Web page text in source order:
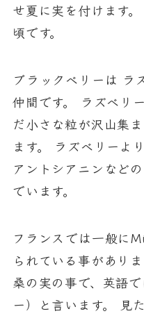
せ夏に実を付けます
頃です。
ブラックベリーは ラ
仲間です。 ラズベリ
だ小さな粒が沢山集
ます。 ラズベリーよ
アントシアニンなど
でいます。
フランスでは一般に
られている事があり
桑の実の事で、英語
ー）と言います。 見